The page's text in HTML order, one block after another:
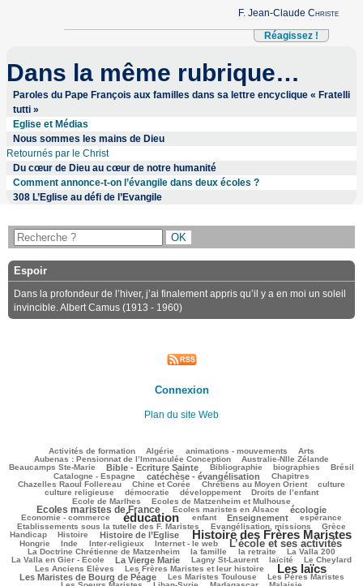
F. Jean-Claude Christe
Réagissez !
Dans la même rubrique…
Paroles du Pape François aux familles dans sa lettre encyclique « Fratelli
tutti »
Eglise et Médias
Nous sommes les mains de Dieu
Retournés par le Christ
Du cœur de Dieu au cœur de notre humanité
Comment annonce-t-on l’évangile dans deux écoles ?
308 L’Eglise au défi de l’Evangile
Espoir
Dans la profondeur de l’hiver, j’ai finalement appris qu’il y a en moi un soleil
invincible. Albert Camus (1913 - 1960)
Connexion
Plan du site Web
Activités de formation Algérie animations - mouvements Arts
Aubenas : Pensionnat de l’Immaculée Conception
66/2484 Australie-Nlle Zélande
89/2484
Beaucamps Ste-Marie
632/2484 Bible - Ecriture Sainte
44/2484 Bibliographie
364/2484 biographies
160/2484 Brésil
415/2484
Catalogne - Espagne
catéchèse - évangélisation Chapitres
Chazelles Raoul Follereau
116/2484 Chine et Corée
254/2484 Chrétiens au Moyen Orient
465/2484 culture
30/2484
culture religieuse
démocratie développement Droits de l’enfant
Ecole de Marlhes
Ecoles de Matzenheim et Mulhouse
Ecoles maristes de France
311/2484 Ecoles maristes en Alsace
633/2484 écologie
Economie - commerce
1576/2484 éducation
203/2484 enfant
823/2484 Enseignement
230/2484 espérance
39/2484
Etablissements sous la tutelle des F. Maristes
170/2484 Evangélisation, missions
407/2484 Grèce
79/2484
Handicap
153/2484 Histoire
663/2484 Histoire de l’Eglise
1623/2484 Histoire des Frères Maristes
123/2484
Hongrie
8/2484 Inde
117/2484 Inter-religieux
222/2484 Internet - le web
1136/2484 L’école et ses activités
32/2484
La Doctrine Chrétienne de Matzenheim
414/2484 la famille
148/2484 la retraite
26/2484 La Valla 200
81/2484
La Valla en Gier - Ecole
674/2484 La Vierge Marie
378/2484 Lagny St-Laurent
234/2484 laïcité
237/2484 Le Cheylard
80/2484
Les Anciens Elèves
84/2484 Les Frères Maristes et leur histoire
1708/2484 Les laïcs
588/2484
Les Maristes de Bourg de Péage
314/2484 Les Maristes Toulouse
454/2484 Les Pères Maristes
336/2484